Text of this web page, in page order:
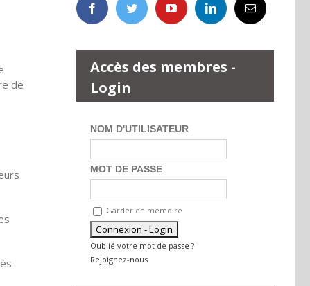
de
Accès des membres -
Login
NOM D'UTILISATEUR
MOT DE PASSE
Garder en mémoire
Oublié votre mot de passe ?
Rejoignez-nous